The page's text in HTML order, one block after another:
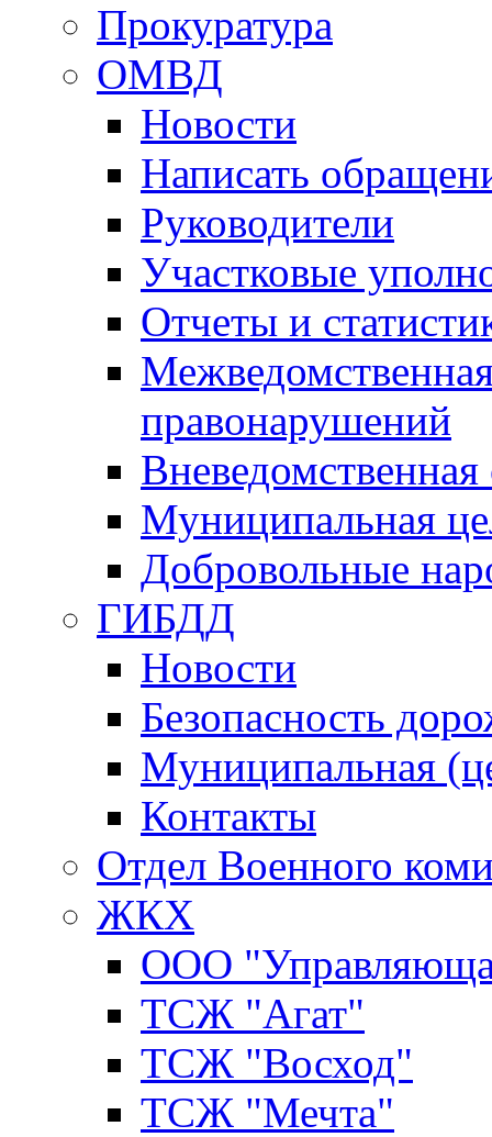
Прокуратура
ОМВД
Новости
Написать
Руководители
Участковые
Отчеты и
правонарушений
Вневедомственная
Муниципальная
Добровольные
ГИБДД
Новости
Безопасность
Муниципальная
Контакты
Отдел Военного
ЖКХ
ООО
ТСЖ "Агат"
ТСЖ "Восход"
ТСЖ "Мечта"